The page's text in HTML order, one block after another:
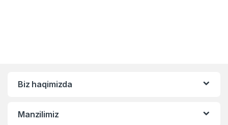
Biz haqimizda
Manzilimiz